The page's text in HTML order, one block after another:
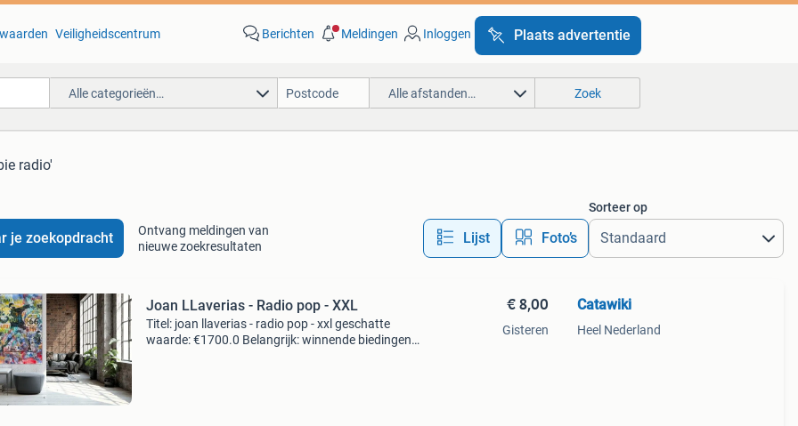
Veiligheidscentrum Berichten Meldingen Inloggen Plaats advertentie
Alle categorieën… Alle afstanden… Zoek
radio'
je zoekopdracht
Ontvang meldingen van
nieuwe zoekresultaten
Lijst Foto’s
Sorteer op
Joan LLaverias - Radio pop - XXL
Titel: joan llaverias - radio pop - xxl geschatte
waarde: €1700.0 Belangrijk: winnende biedingen
€ 8,00
Gisteren
Catawiki
Heel Nederland